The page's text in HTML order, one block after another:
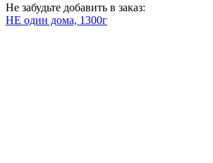
Не забудьте добавить в заказ:
НЕ один дома, 1300г